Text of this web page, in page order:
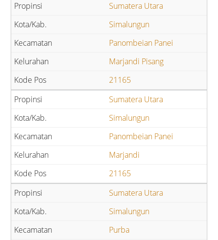
Sumatera Utara
Simalungun
Panombeian Panei
Marjandi Pisang
21165
Sumatera Utara
Simalungun
Panombeian Panei
Marjandi
21165
Sumatera Utara
Simalungun
Purba